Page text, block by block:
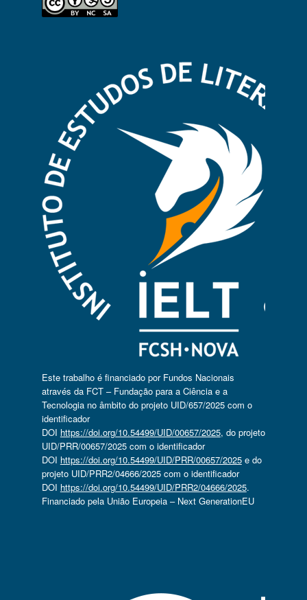
Este trabalho é financiado por Fundos Nacionais
através da FCT – Fundação para a Ciência e a
Tecnologia no âmbito do projeto UID/657/2025 com o
identificador
DOI https://doi.org/10.54499/UID/00657/2025, do projeto
UID/PRR/00657/2025 com o identificador
DOI https://doi.org/10.54499/UID/PRR/00657/2025e do
projeto UID/PRR2/04666/2025 com o identificador
DOI https://doi.org/10.54499/UID/PRR2/04666/2025.
Financiado pela União Europeia – Next GenerationEU